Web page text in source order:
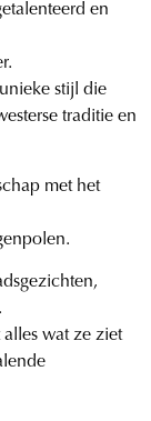
en
stijl die
traditie en
met het
wat ze ziet